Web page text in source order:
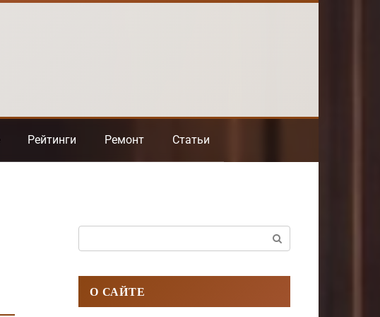
Рейтинги Ремонт Статьи
О САЙТЕ